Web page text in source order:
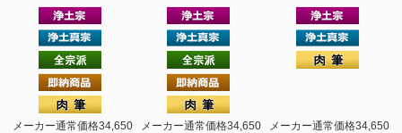
メーカー通常価格34,650
メーカー通常価格34,650
メーカー通常価格34,650